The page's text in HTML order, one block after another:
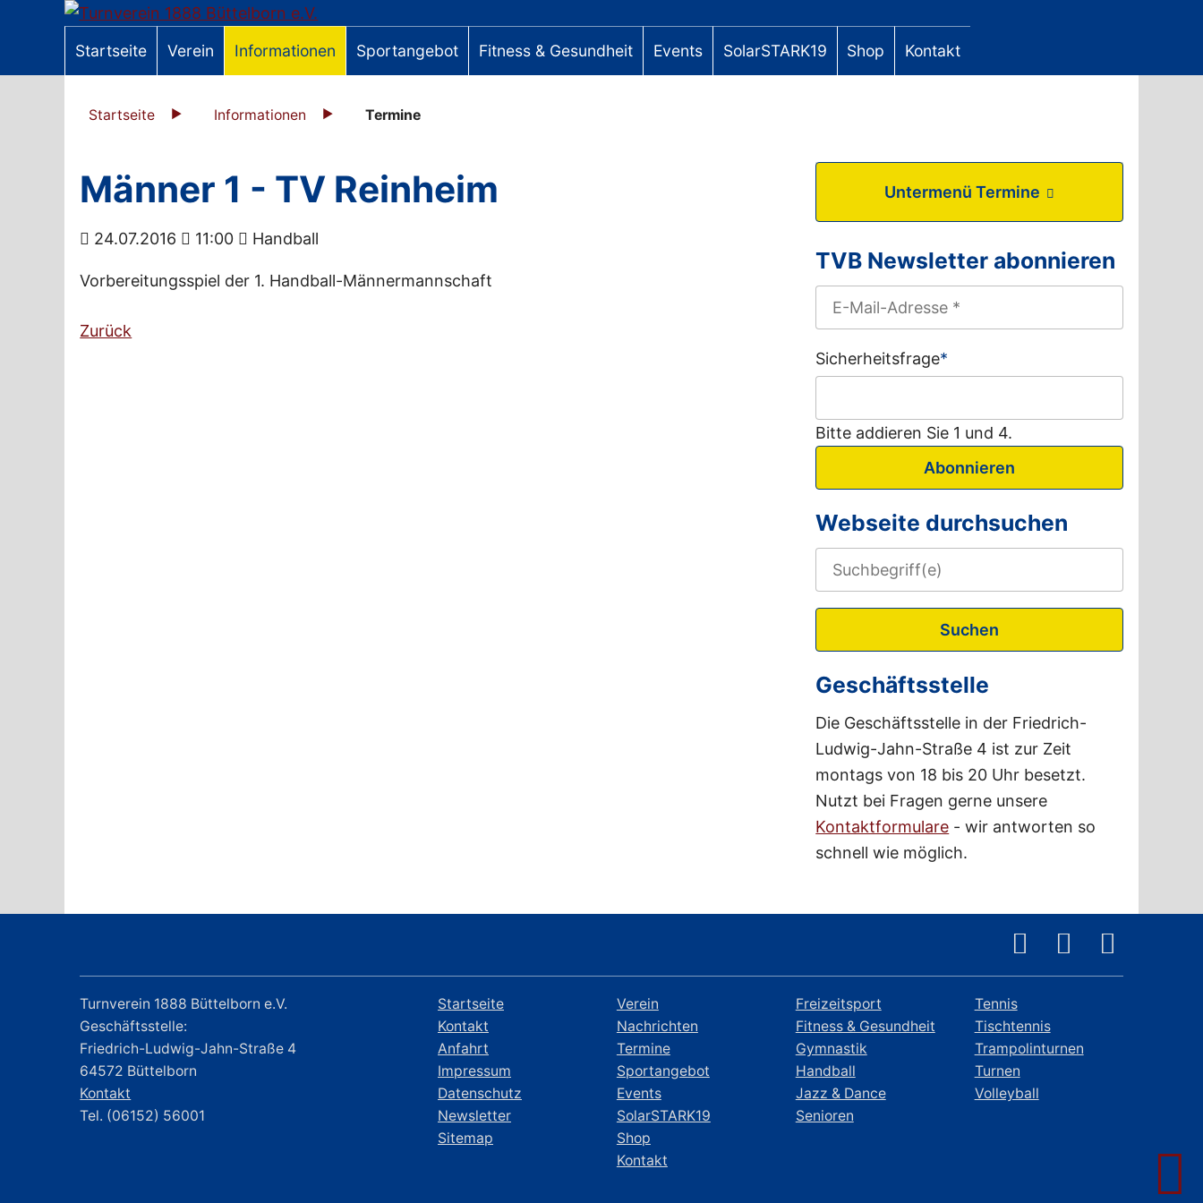
Startseite Verein Informationen Sportangebot Fitness & Gesundheit Events SolarSTARK19 Shop Kontakt
Startseite Informationen Termine
Männer 1 - TV Reinheim
24.07.2016 11:00 Handball
Vorbereitungsspiel der 1. Handball-Männermannschaft
Zurück
Untermenü Termine
TVB Newsletter abonnieren
Sicherheitsfrage*
Bitte addieren Sie 1 und 4.
Abonnieren
Webseite durchsuchen
Suchen
Geschäftsstelle
Die Geschäftsstelle in der Friedrich-
Ludwig-Jahn-Straße 4 ist zur Zeit
montags von 18 bis 20 Uhr besetzt.
Nutzt bei Fragen gerne unsere
Kontaktformulare - wir antworten so
schnell wie möglich.
Turnverein 1888 Büttelborn e.V.
Geschäftsstelle:
Friedrich-Ludwig-Jahn-Straße 4
64572 Büttelborn
Kontakt
Tel. (06152) 56001
Startseite
Kontakt
Anfahrt
Impressum
Datenschutz
Newsletter
Sitemap
Verein
Nachrichten
Termine
Sportangebot
Events
SolarSTARK19
Shop
Kontakt
Freizeitsport
Fitness & Gesundheit
Gymnastik
Handball
Jazz & Dance
Senioren
Tennis
Tischtennis
Trampolinturnen
Turnen
Volleyball